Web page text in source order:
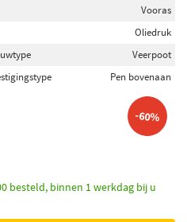
Vooras
Oliedruk
Veerpoot
Pen bovenaan
-60%
besteld, binnen 1 werkdag bij u